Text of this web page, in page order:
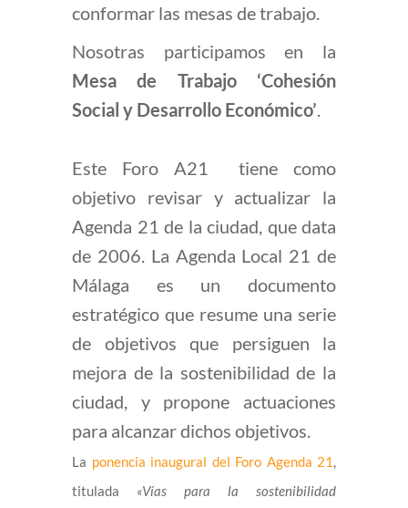
conformar las mesas de trabajo.
Nosotras participamos en la
Mesa de Trabajo ‘Cohesión
Social y Desarrollo Económico’
Este Foro A21 tiene como
objetivo revisar y actualizar la
Agenda 21 de la ciudad, que data
de 2006. La Agenda Local 21 de
Málaga es un documento
estratégico que resume una serie
de objetivos que persiguen la
mejora de la sostenibilidad de la
ciudad, y propone actuaciones
para alcanzar dichos objetivos.
La ponencia inaugural del Foro Agenda 21 ,
titulada «Vías para la sostenibilidad